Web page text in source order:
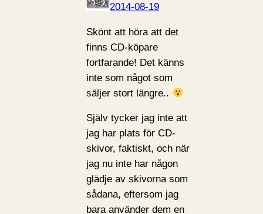
2014-08-19
Skönt att höra att det
finns CD-köpare
fortfarande! Det känns
inte som något som
säljer stort längre..
Själv tycker jag inte att
jag har plats för CD-
skivor, faktiskt, och när
jag nu inte har någon
glädje av skivorna som
sådana, eftersom jag
bara använder dem en